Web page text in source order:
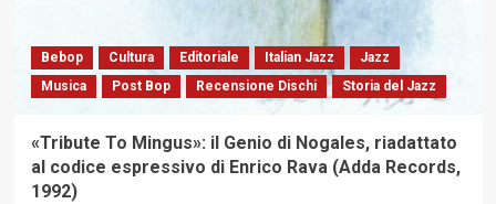
Bebop Cultura Editoriale Italian Jazz
Jazz
Musica
Post Bop Recensione Dischi Storia del Jazz
«Tribute To Mingus»: il Genio di Nogales, riadattato
al codice espressivo di Enrico Rava (Adda Records,
1992)